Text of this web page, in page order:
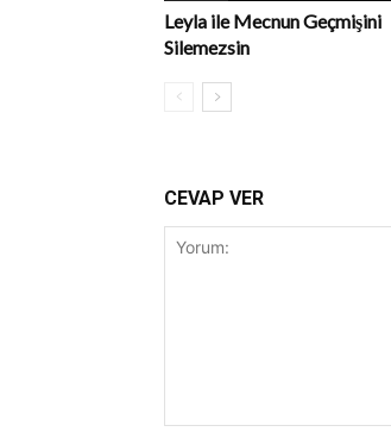
Leyla ile Mecnun Geçmişini
Silemezsin
CEVAP VER